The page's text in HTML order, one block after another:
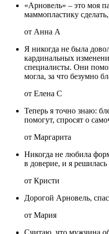
«Арновель» – это моя
маммопластику
от Анна А
Я никогда не была
кардинальных
специалисты. Они
могла, за что безумно
от Елена С
Теперь я точно знаю:
помогут, спросят о
от Маргарита
Никогда не любила
в доверие, и я
от Кристи
Дорогой Арновель,
от Мария
Считаю, что мужчина